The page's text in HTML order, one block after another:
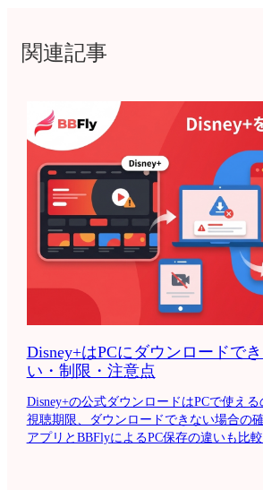
関連記事
Disney+はPCにダウンロードで
い・制限・注意点
Disney+の公式ダウンロードはPCで使え
視聴期限、ダウンロードできない場合の
アプリとBBFlyによるPC保存の違いも比較